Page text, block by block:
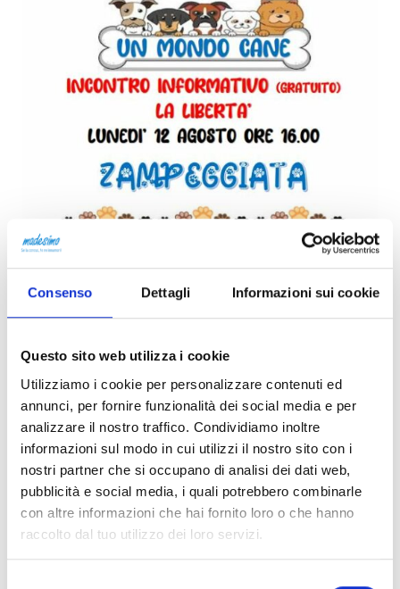
Consenso Dettagli Informazioni sui cookie
Questo sito web utilizza i cookie
Utilizziamo i cookie per personalizzare contenuti ed
annunci, per fornire funzionalità dei social media e per
analizzare il nostro traffico. Condividiamo inoltre
informazioni sul modo in cui utilizzi il nostro sito con i
nostri partner che si occupano di analisi dei dati web,
pubblicità e social media, i quali potrebbero combinarle
con altre informazioni che hai fornito loro o che hanno
raccolto dal tuo utilizzo dei loro servizi.